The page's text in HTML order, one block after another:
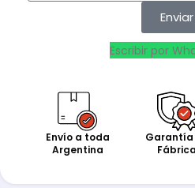
Enviar
Escribir por
Envío a toda
Argentina
Garantía
Fábrica